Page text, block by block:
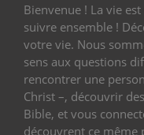
Bienvenue ! La vie
suivre ensemble !
votre vie. Nous
sens aux questions
rencontrer une
Christ –, découvrir
Bible, et vous
découvrent ce même